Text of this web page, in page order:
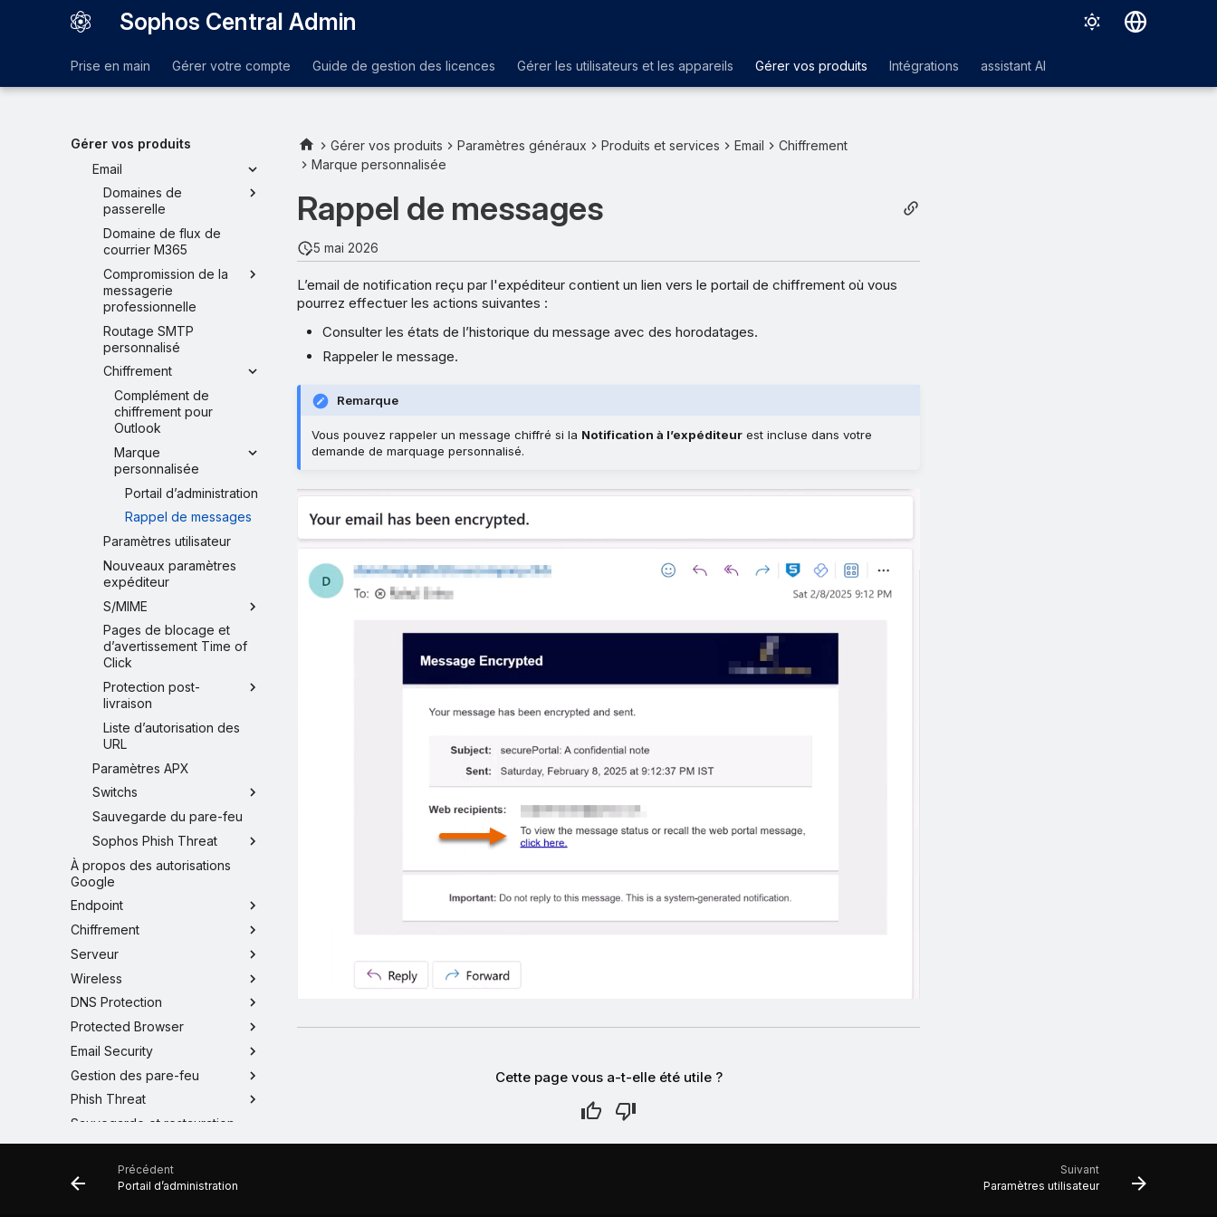
Sophos Central Admin
Prise en main Gérer votre compte Guide de gestion des licences Gérer les utilisateurs et les appareils Gérer vos produits Intégrations assistant AI
Gérer vos produits
Endpoint et serveur
Mobile
Cloud Optix
Paramètres de ZTNA
Email
Domaines de
passerelle
Domaine de flux de
courrier M365
Compromission de la
messagerie
professionnelle
Routage SMTP
personnalisé
Chiffrement
Complément de
chiffrement pour
Outlook
Marque
personnalisée
Portail d’administration
Rappel de messages
Paramètres utilisateur
Nouveaux paramètres
expéditeur
S/MIME
Pages de blocage et
d’avertissement Time of
Click
Protection post-
livraison
Liste d’autorisation des
URL
Paramètres APX
Switchs
Sauvegarde du pare-feu
Sophos Phish Threat
À propos des autorisations
Google
Endpoint
Chiffrement
Serveur
Wireless
DNS Protection
Protected Browser
Email Security
Gestion des pare-feu
Phish Threat
Sauvegarde et restauration
MDR
Gérer vos produits Paramètres généraux Produits et services Email
Chiffrement
Marque personnalisée
Rappel de messages
5 mai 2026
L’email de notification reçu par l'expéditeur contient un lien vers le portail de chiffrement où vous
pourrez effectuer les actions suivantes :
Consulter les états de l’historique du message avec des horodatages.
Rappeler le message.
Remarque
Vous pouvez rappeler un message chiffré si la Notification à l’expéditeur est incluse dans votre
demande de marquage personnalisé.
Cette page vous a-t-elle été utile ?
Précédent
Portail d’administration
Suivant
Paramètres utilisateur